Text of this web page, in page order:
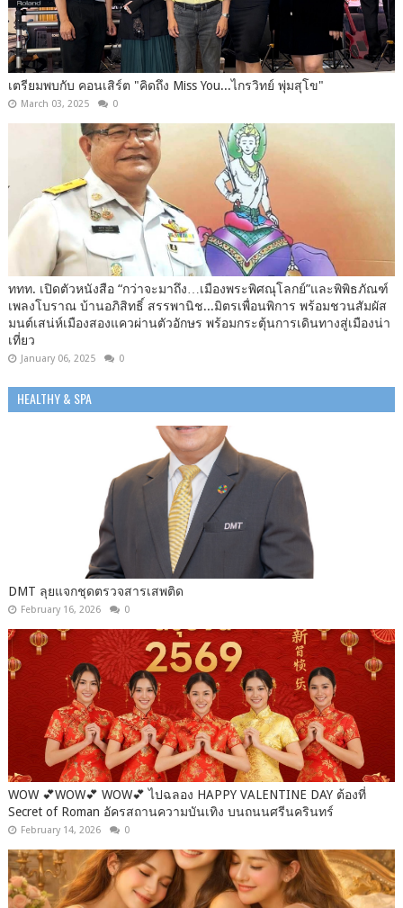
เตรียมพบกับ คอนเสิร์ต "คิดถึง Miss You...ไกรวิทย์ พุ่มสุโข"
March 03, 2025 0
ททท. เปิดตัวหนังสือ “กว่าจะมาถึง…เมืองพระพิศณุโลกย์”และพิพิธภัณฑ์
เพลงโบราณ บ้านอภิสิทธิ์ สรรพานิช...มิตรเพื่อนพิการ พร้อมชวนสัมผัส
มนต์เสน่ห์เมืองสองแควผ่านตัวอักษร พร้อมกระตุ้นการเดินทางสู่เมืองน่า
เที่ยว
January 06, 2025 0
HEALTHY & SPA
DMT ลุยแจกชุดตรวจสารเสพติด
February 16, 2026 0
WOW 💕WOW💕 WOW💕 ไปฉลอง HAPPY VALENTINE DAY ต้องที่
Secret of Roman อัครสถานความบันเทิง บนถนนศรีนครินทร์
February 14, 2026 0